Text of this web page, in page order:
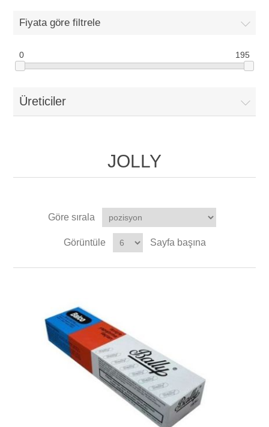
Fiyata göre filtrele
0 195
Üreticiler
JOLLY
Göre sırala
Görüntüle Sayfa başına